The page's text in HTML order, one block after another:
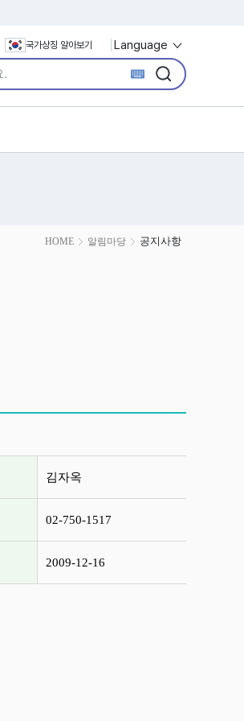
국가상징 알아보기 Language
검색
검색
HOME 알림마당 공지사항
김자옥
02-750-1517
2009-12-16